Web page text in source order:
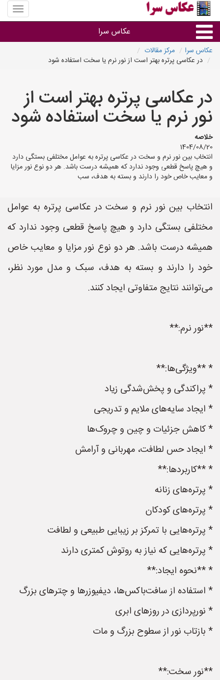
منوی
سایت
سرا
عکاس سرا
نوع خدمات
آتلیه و فیلمبرداری در هر شهر
عکاس سرا
مرکز مقالات
در عکاسی پرتره بهتر است از نور نرم یا سخت استفاده شود
در عکاسی پرتره بهتر است از
نور نرم یا سخت استفاده شود
خلاصه
1404/08/20
انتخاب بین نور نرم و سخت در عکاسی پرتره به عوامل مختلفی بستگی دارد
و هیچ پاسخ قطعی وجود ندارد که همیشه درست باشد. هر دو نوع نور مزایا
و معایب خاص خود را دارند و بسته به هدف، سب
انتخاب بین نور نرم و سخت در عکاسی پرتره به عوامل
مختلفی بستگی دارد و هیچ پاسخ قطعی وجود ندارد که
همیشه درست باشد. هر دو نوع نور مزایا و معایب خاص
خود را دارند و بسته به هدف، سبک و مدل مورد نظر،
می‌توانند نتایج متفاوتی ایجاد کنند.
**نور نرم:**
* **ویژگی‌ها:**
* پراکندگی و پخش‌شدگی زیاد
* ایجاد سایه‌های ملایم و تدریجی
* کاهش جزئیات و چین و چروک‌ها
* ایجاد حس لطافت، مهربانی و آرامش
* **کاربردها:**
* پرتره‌های زنانه
* پرتره‌های کودکان
* پرتره‌هایی با تمرکز بر زیبایی طبیعی و لطافت
* پرتره‌هایی که نیاز به روتوش کمتری دارند
* **نحوه ایجاد:**
* استفاده از سافت‌باکس‌ها، دیفیوزرها و چترهای بزرگ
* نورپردازی در روزهای ابری
* بازتاب نور از سطوح بزرگ و مات
**نور سخت:**